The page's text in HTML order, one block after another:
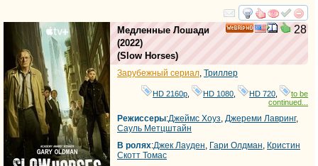
смотреть
28
Медленные Лошади
(2022)
(Slow Horses)
Зарубежный сериал Триллер
HD 2160р HD 1080 HD 720
to be
continued...
Режиссеры:Джеймс Хоуз Джереми Лавринг,
Сауль Метцштайн
В ролях:Джек Лауден Гари Олдман Кристин
Скотт Томас